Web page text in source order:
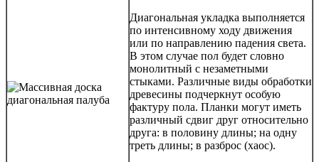
Диагональная укладка выполняется
по интенсивному ходу движения
или по направлению падения света.
В этом случае пол будет словно
монолитный с незаметными
стыками. Различные виды обработки
древесины подчеркнут особую
фактуру пола. Планки могут иметь
различный сдвиг друг относительно
друга: в половину длины; на одну
треть длины; в разброс (хаос).